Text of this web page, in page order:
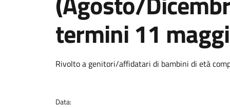
termini 11
Dettagli della
Rivolto a genitori/affidatari di bambini di età
Data: